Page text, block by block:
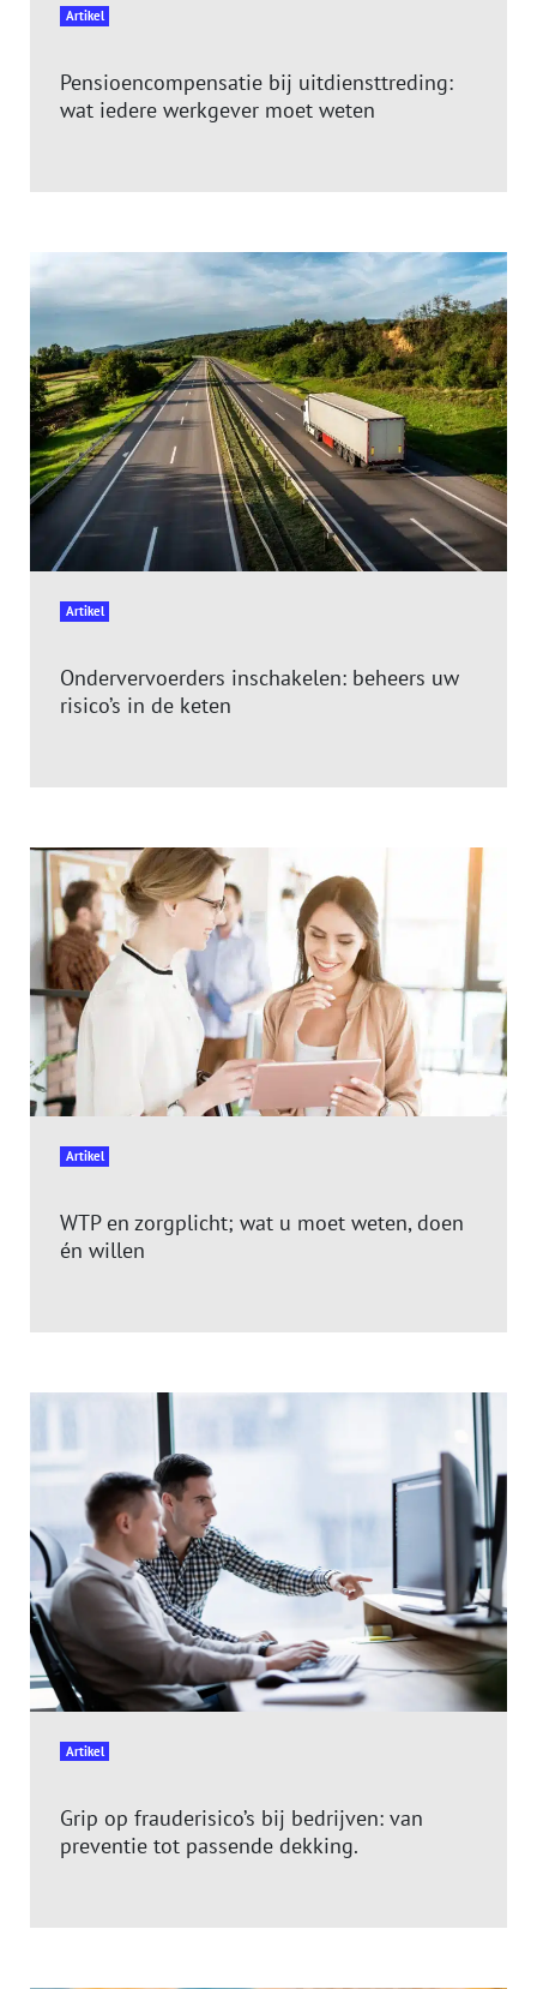
Artikel
Pensioencompensatie bij uitdiensttreding:
wat iedere werkgever moet weten
Artikel
Ondervervoerders inschakelen: beheers uw
risico’s in de keten
Artikel
WTP en zorgplicht; wat u moet weten, doen
én willen
Artikel
Grip op frauderisico’s bij bedrijven: van
preventie tot passende dekking.